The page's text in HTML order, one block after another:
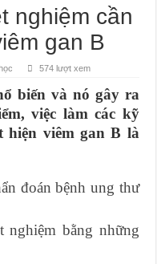
máu phổ biến
bệnh gì?
nghiệm cần
gan B
574 lượt xem
biến và nó gây ra
việc làm các kỹ
hiện viêm gan B là
đoán bệnh ung thư
nghiệm bằng những